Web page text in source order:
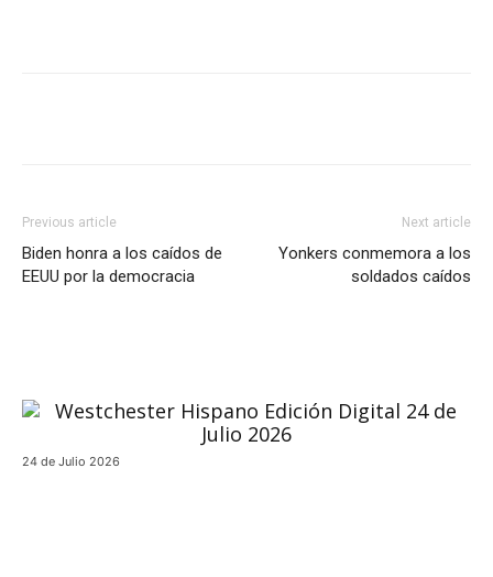
Previous article
Biden honra a los caídos de
EEUU por la democracia
Next article
Yonkers conmemora a los
soldados caídos
24 de Julio 2026